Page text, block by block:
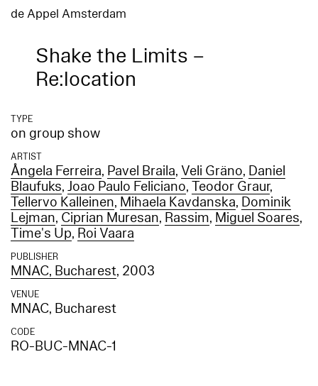
de Appel Amsterdam
Shake the Limits –
Re:location
TYPE
on group show
ARTIST
Ångela Ferreira, Pavel Braila, Veli Gräno, Daniel
Blaufuks,Joao Paulo Feliciano,Teodor Graur,
Tellervo Kalleinen, Mihaela Kavdanska, Dominik
Lejman, Ciprian Muresan, Rassim, Miguel Soares,
Time's Up, Roi Vaara
PUBLISHER
MNAC, Bucharest, 2003
VENUE
MNAC, Bucharest
CODE
RO-BUC-MNAC-1